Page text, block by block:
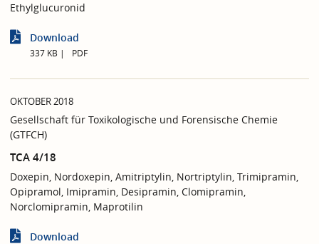
Ethylglucuronid
Download
337 KB PDF
OKTOBER 2018
Gesellschaft für Toxikologische und Forensische Chemie
(GTFCH)
TCA 4/18
Doxepin, Nordoxepin, Amitriptylin, Nortriptylin, Trimipramin,
Opipramol, Imipramin, Desipramin, Clomipramin,
Norclomipramin, Maprotilin
Download